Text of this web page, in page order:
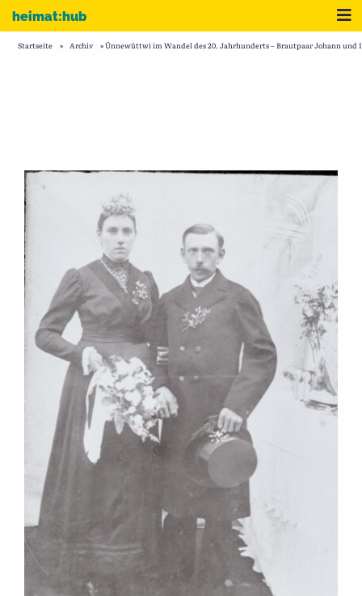
Zum Inhalt
heimat:hub
Startseite » Archiv »Ünnewüttwi im Wandel des 20. Jahrhunderts – Brautpaar Johann und